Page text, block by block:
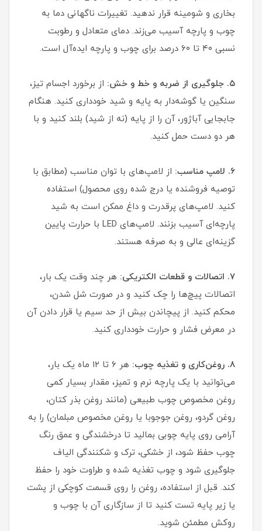
بخاری و شومینه قرار ندهید. تغییرات ناگهانی دما به
چوب و پارچه آسیب می‌زند. دمای متعادل و رطوبت
نسبی ۴۰ تا ۶۰ درصد برای چوب و پارچه ایده‌آل است.
۵. جلوگیری از ضربه و خط و خش:
از برخورد اجسام تیز،
سنگین یا گوشه‌دار به پایه و شید خودداری کنید. هنگام
جابجایی آباژور، آن را از پایه (نه از شید) بلند کنید و با
هر دو دست حمل کنید.
۶. لامپ مناسب:
از لامپ‌های با توان مناسب (مطابق با
توصیه فروشنده یا درج شده روی محصول) استفاده
کنید. لامپ‌های پرقدرت و داغ ممکن است به شید
پارچه‌ای آسیب بزنند. لامپ‌های LED با حرارت پایین
گزینه‌ای عالی و به صرفه هستند.
۷. اتصالات و قطعات الکتریکی:
هر چند وقت یک بار،
اتصالات پیچ‌ها را چک کنید و در صورت شل شدن،
محکم کنید. از پیچاندن بیش از حد سیم یا قرار دادن آن
در معرض فشار و حرارت خودداری کنید.
۸. روغن‌کاری و تغذیه چوب:
هر ۶ تا ۱۲ ماه یک بار،
می‌توانید با یک پارچه نرم و تمیز، مقدار بسیار کمی
روغن مخصوص چوب طبیعی (مانند روغن بذر کتان،
روغن گردو، روغن جوجوبا یا روغن مخصوص مبلمان) را به
آرامی روی پایه چوبی بمالید تا درخشندگی و عمق رنگ
چوب حفظ شود، از خشکی، ترک و شکنندگی الیاف
جلوگیری شود و چوب تغذیه شده و طراوت خود را حفظ
کند. قبل از استفاده، روغن را روی قسمت کوچکی از پشت
یا زیر پایه تست کنید تا از سازگاری آن با چوب و
روکش مطمئن شوید.